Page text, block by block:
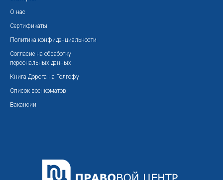
О нас
Сертификаты
Политика конфиденциальности
Согласие на обработку
персональных данных
Книга Дорога на Голгофу
Список военкоматов
Вакансии